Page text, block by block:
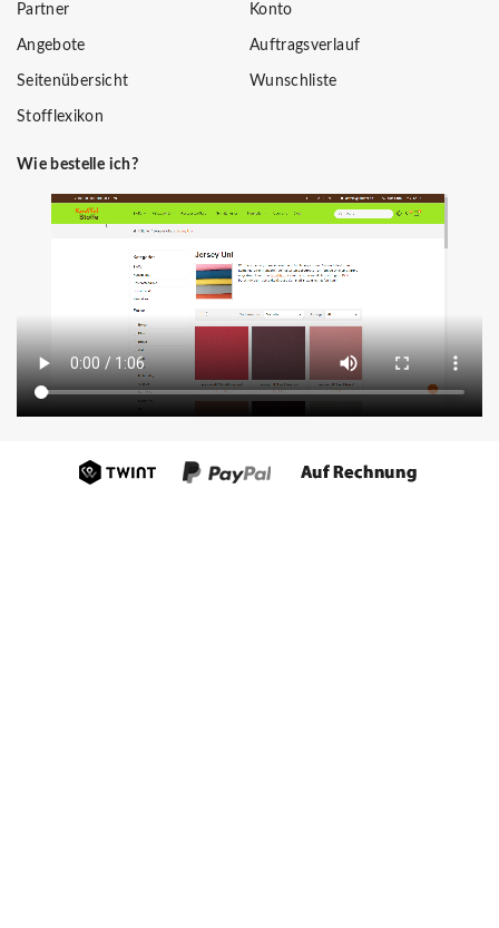
Partner
Angebote
Seitenübersicht
Stofflexikon
Konto
Auftragsverlauf
Wunschliste
Wie bestelle ich?